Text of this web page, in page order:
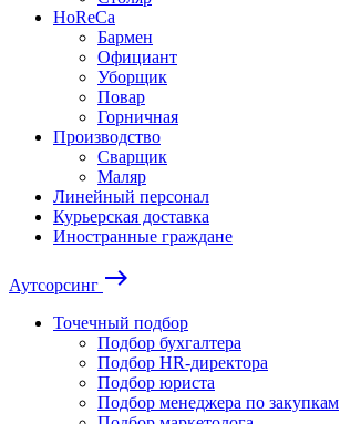
HoReCa
Бармен
Официант
Уборщик
Повар
Горничная
Производство
Сварщик
Маляр
Линейный персонал
Курьерская доставка
Иностранные граждане
Аутсорсинг east
Точечный подбор
Подбор бухгалтера
Подбор HR-директора
Подбор юриста
Подбор менеджера по закупкам